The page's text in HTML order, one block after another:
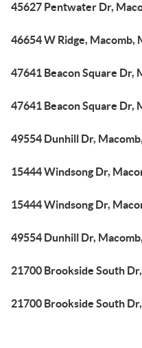
45627 Pentwater Dr,
46654 W Ridge, Macomb,
47641 Beacon Square Dr,
47641 Beacon Square Dr,
49554 Dunhill Dr,
15444 Windsong Dr,
15444 Windsong Dr,
49554 Dunhill Dr,
21700 Brookside South
21700 Brookside South